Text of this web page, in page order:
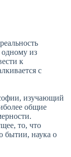
одному из
к
с
изучающий
общие
то, что
бытии, наука о